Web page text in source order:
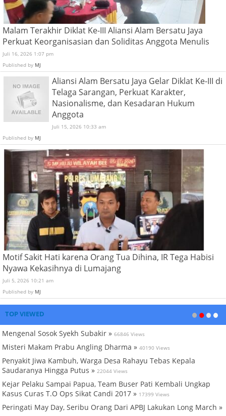
Malam Terakhir Diklat Ke-III Aliansi Alam Bersatu Jaya
Perkuat Keorganisasian dan Soliditas Anggota Menulis
Juli 16, 2026 1:07 pm
Published by MJ
Aliansi Alam Bersatu Jaya Gelar Diklat Ke-III di
Telaga Sarangan, Perkuat Karakter,
Nasionalisme, dan Kesadaran Hukum
Anggota
Juli 15, 2026 10:33 am
Published by MJ
Motif Sakit Hati karena Orang Tua Dihina, IR Tega Habisi
Nyawa Kekasihnya di Lumajang
Juli 5, 2026 10:21 am
Published by MJ
TOP VIEWED
Mengenal Sosok Syekh Subakir » 66846 Views
Misteri Makam Prabu Angling Dharma » 40190 Views
Penyakit Jiwa Kambuh, Warga Desa Rahayu Tebas Kepala
Saudaranya Hingga Putus » 22044 Views
Kejar Pelaku Sampai Papua, Team Buser Pati Kembali Ungkap
Kasus Curas T.O Ops Sikat Candi 2017 » 17399 Views
Peringati May Day, Seribu Orang Dari APBJ Lakukan Long March »